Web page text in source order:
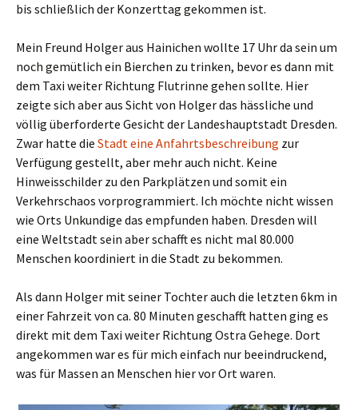
bis schließlich der Konzerttag gekommen ist.
Mein Freund Holger aus Hainichen wollte 17 Uhr da sein um
noch gemütlich ein Bierchen zu trinken, bevor es dann mit
dem Taxi weiter Richtung Flutrinne gehen sollte. Hier
zeigte sich aber aus Sicht von Holger das hässliche und
völlig überforderte Gesicht der Landeshauptstadt Dresden.
Zwar hatte die Stadt eine Anfahrtsbeschreibung zur
Verfügung gestellt, aber mehr auch nicht. Keine
Hinweisschilder zu den Parkplätzen und somit ein
Verkehrschaos vorprogrammiert. Ich möchte nicht wissen
wie Orts Unkundige das empfunden haben. Dresden will
eine Weltstadt sein aber schafft es nicht mal 80.000
Menschen koordiniert in die Stadt zu bekommen.
Als dann Holger mit seiner Tochter auch die letzten 6km in
einer Fahrzeit von ca. 80 Minuten geschafft hatten ging es
direkt mit dem Taxi weiter Richtung Ostra Gehege. Dort
angekommen war es für mich einfach nur beeindruckend,
was für Massen an Menschen hier vor Ort waren.